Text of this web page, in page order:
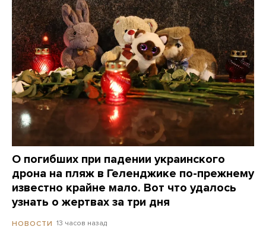
О погибших при падении украинского
дрона на пляж в Геленджике по-прежнему
известно крайне мало. Вот что удалось
узнать о жертвах за три дня
НОВОСТИ 13 часов назад